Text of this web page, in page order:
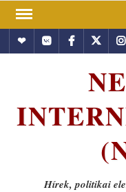
Skip
contentHundubVkontakte
Facebook
Hírek, politikai